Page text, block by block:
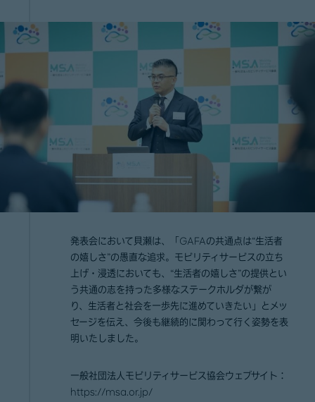
発表会において貝瀬は、「GAFAの共通点は“生活者
の嬉しさ”の愚直な追求。モビリティサービスの立ち
上げ・浸透においても、“生活者の嬉しさ”の提供とい
う共通の志を持った多様なステークホルダが繋が
り、生活者と社会を一歩先に進めていきたい」とメッ
セージを伝え、今後も継続的に関わって行く姿勢を表
明いたしました。
一般社団法人モビリティサービス協会ウェブサイト：
https://msa.or.jp/